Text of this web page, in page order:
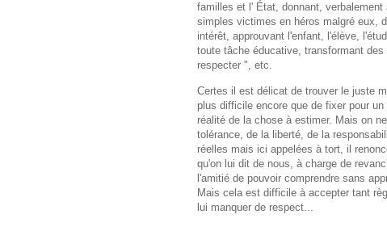
familles et l' État, donnant,
simples victimes en héros malgré eux,
intérêt, approuvant l'enfant, l'élève,
toute tâche éducative, transformant
respecter ", etc.
Certes il est délicat de trouver le juste
plus difficile encore que de fixer pour
réalité de la chose à estimer. Mais on
tolérance, de la liberté, de la
réelles mais ici appelées à tort, il
qu'on lui dit de nous, à charge de
l'amitié de pouvoir comprendre sans
Mais cela est difficile à accepter tant
lui manquer de respect...